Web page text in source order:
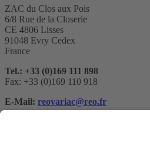
ZAC du Clos aux Pois
6/8 Rue de la Closerie
CE 4806 Lisses
91048 Evry Cedex
France
Tel.: +33 (0)169 111 898
Fax: +33 (0)169 110 918
E-Mail: reovariac@reo.fr